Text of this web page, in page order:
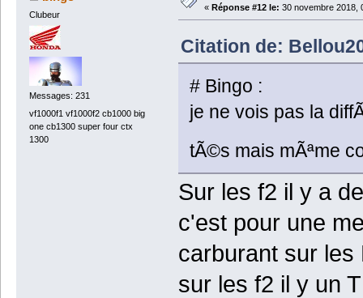
Clubeur
Messages: 231
vf1000f1 vf1000f2 cb1000 big
one cb1300 super four ctx
1300
« Réponse #12 le: 30 novembre 2018,
Citation de:
# Bingo :
je ne vois pas la
tÃ©s mais mÃªme
Sur les f2 il y a
c'est pour une
carburant sur les
sur les f2 il y un